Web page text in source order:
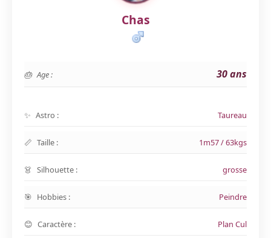
Chas
Age : 30 ans
Astro : Taureau
Taille : 1m57 / 63kgs
Silhouette : grosse
Hobbies : Peindre
Caractère : Plan Cul